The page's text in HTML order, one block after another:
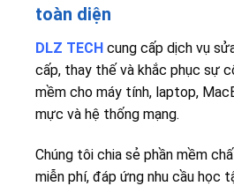
toàn diện
DLZ TECH cung cấp dịch vụ
cấp, thay thế và khắc phục sự
mềm cho máy tính, laptop,
mực và hệ thống mạng.
Chúng tôi chia sẻ phần mềm
miễn phí, đáp ứng nhu cầu học